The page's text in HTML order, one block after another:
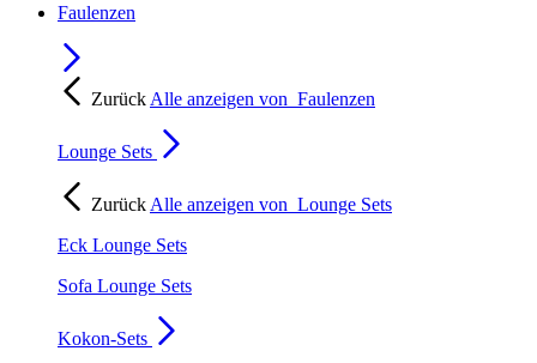
Faulenzen
Zurück Alle anzeigen von Faulenzen
Lounge Sets
Zurück Alle anzeigen von Lounge Sets
Eck Lounge Sets
Sofa Lounge Sets
Kokon-Sets